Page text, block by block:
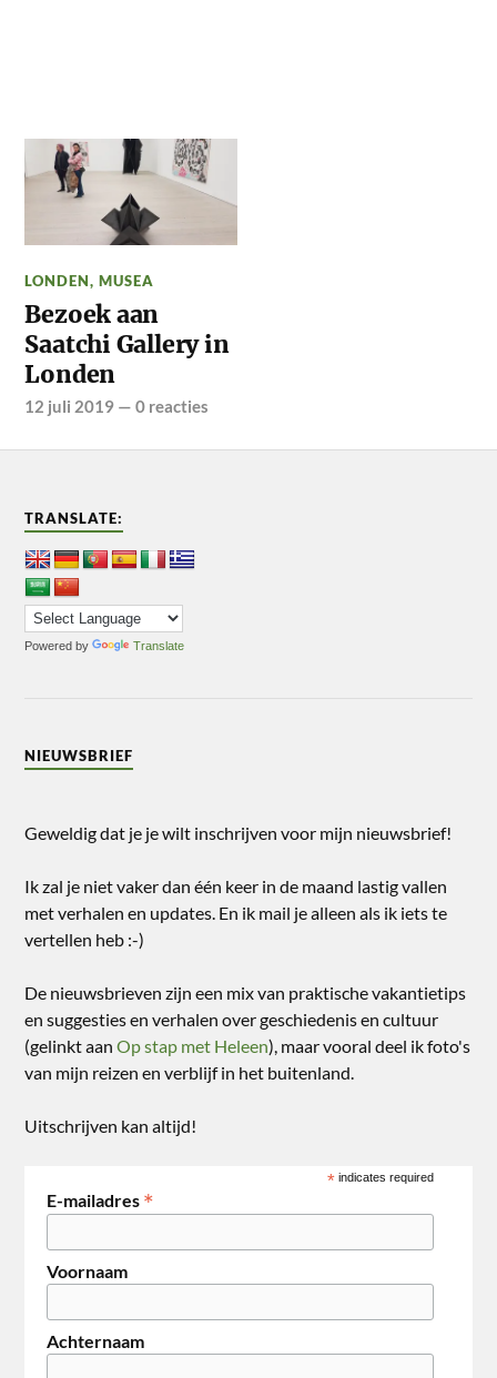
LONDEN,MUSEA
Bezoek aan
Saatchi Gallery in
Londen
12 juli 2019 —0 reacties
TRANSLATE:
Powered by Translate
NIEUWSBRIEF
Geweldig dat je je wilt inschrijven voor mijn nieuwsbrief!
Ik zal je niet vaker dan één keer in de maand lastig vallen
met verhalen en updates. En ik mail je alleen als ik iets te
vertellen heb :-)
De nieuwsbrieven zijn een mix van praktische vakantietips
en suggesties en verhalen over geschiedenis en cultuur
(gelinkt aanOp stap met Heleen), maar vooral deel ik foto's
van mijn reizen en verblijf in het buitenland.
Uitschrijven kan altijd!
* indicates required
E-mailadres *
Voornaam
Achternaam